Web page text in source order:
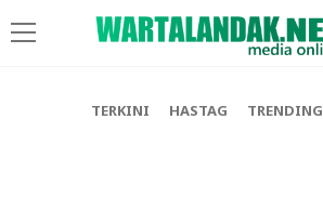
TERKINI HASTAG TRENDING